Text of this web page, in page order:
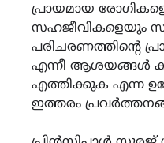
പ്രായമായ
സഹജീവികളെയും
പരിചരണത്തിൻ്റെ
എന്നീ ആശയങ്ങൾ
എത്തിക്കുക എന്ന
ഇത്തരം